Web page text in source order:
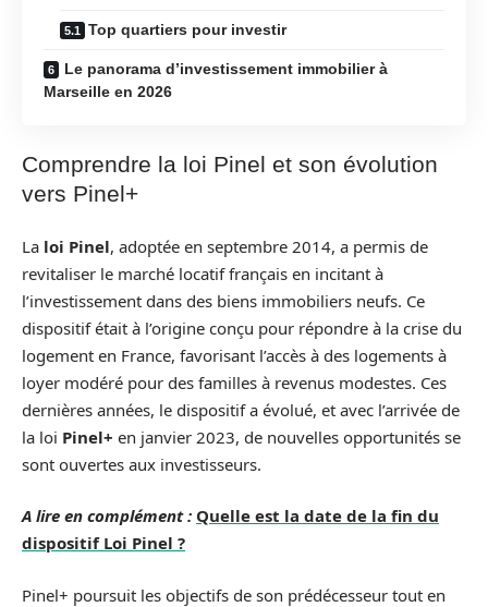
Top quartiers pour investir
Le panorama d’investissement immobilier à
Marseille en 2026
Comprendre la loi Pinel et son évolution
vers Pinel+
La loi Pinel, adoptée en septembre 2014, a permis de
revitaliser le marché locatif français en incitant à
l’investissement dans des biens immobiliers neufs. Ce
dispositif était à l’origine conçu pour répondre à la crise du
logement en France, favorisant l’accès à des logements à
loyer modéré pour des familles à revenus modestes. Ces
dernières années, le dispositif a évolué, et avec l’arrivée de
la loi Pinel+ en janvier 2023, de nouvelles opportunités se
sont ouvertes aux investisseurs.
A lire en complément : Quelle est la date de la fin du
dispositif Loi Pinel ?
Pinel+ poursuit les objectifs de son prédécesseur tout en